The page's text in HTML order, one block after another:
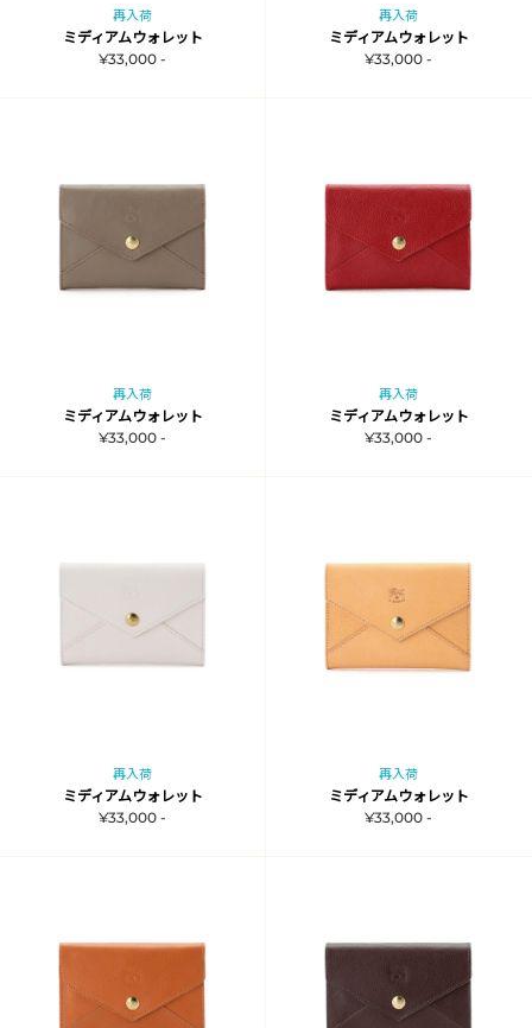
再入荷
ミディアムウォレット
¥33,000 -
再入荷
ミディアムウォレット
¥33,000 -
再入荷
ミディアムウォレット
¥33,000 -
再入荷
ミディアムウォレット
¥33,000 -
再入荷
ミディアムウォレット
¥33,000 -
再入荷
ミディアムウォレット
¥33,000 -